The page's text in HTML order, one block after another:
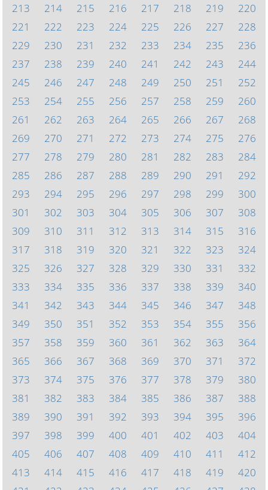
213
214 215 216 217 218 219
220
221
222 223 224 225 226 227
228
229
230 231 232 233 234 235
236
237
238 239 240 241 242 243
244
245
246 247 248 249 250 251
252
253
254 255 256 257 258 259
260
261
262 263 264 265 266 267
268
269
270 271 272 273 274 275
276
277
278 279 280 281 282 283
284
285
286 287 288 289 290 291
292
293
294 295 296 297 298 299
300
301
302 303 304 305 306 307
308
309
310 311 312 313 314 315
316
317
318 319 320 321 322 323
324
325
326 327 328 329 330 331
332
333
334 335 336 337 338 339
340
341
342 343 344 345 346 347
348
349
350 351 352 353 354 355
356
357
358 359 360 361 362 363
364
365
366 367 368 369 370 371
372
373
374 375 376 377 378 379
380
381
382 383 384 385 386 387
388
389
390 391 392 393 394 395
396
397
398 399 400 401 402 403
404
405
406 407 408 409 410 411
412
413
414 415 416 417 418 419
420